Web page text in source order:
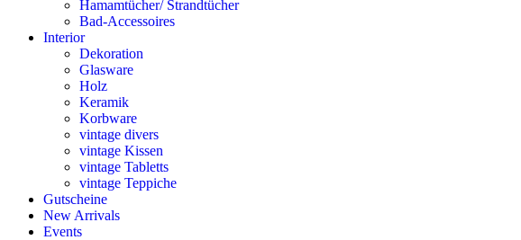
Hamamtücher/ Strandtücher
Bad-Accessoires
Interior
Dekoration
Glasware
Holz
Keramik
Korbware
vintage divers
vintage Kissen
vintage Tabletts
vintage Teppiche
Gutscheine
New Arrivals
Events